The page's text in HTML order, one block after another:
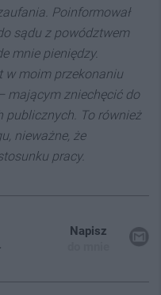
Poinformował
sądu z powództwem
mnie pieniędzy.
w moim przekonaniu
mającym zniechęcić do
To również
nieważne, że
pracy.
Napisz